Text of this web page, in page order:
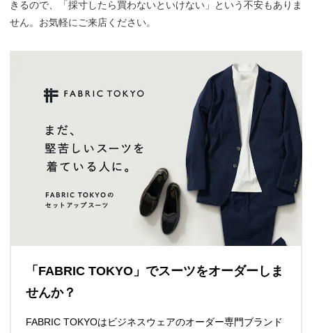
きるので、「採寸したら買わないといけない」という不安もありま
せん。お気軽にご来店ください。
「FABRIC TOKYO」でスーツをオーダーしま
せんか？
FABRIC TOKYOはビジネスウェアのオーダー専門ブランド